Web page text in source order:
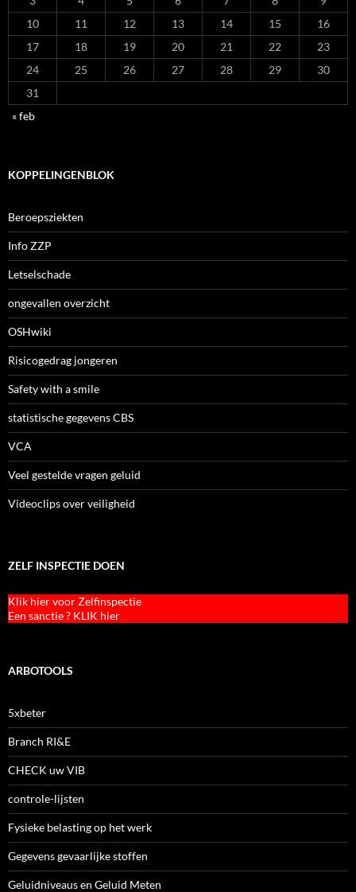
10
11 12 13 14 15
16
17
18 19 20 21 22
23
24
25 26 27 28 29
30
31
« feb
KOPPELINGENBLOK
Beroepsziekten
Info ZZP
Letselschade
ongevallen overzicht
OSHwiki
Risicogedrag jongeren
Safety with a smile
statistische gegevens CBS
VCA
Veel gestelde vragen geluid
Videoclips over veiligheid
ZELF INSPECTIE DOEN
Klik hier voor Zelfinspectie
Een sanctie ? KLIK hier
ARBOTOOLS
5xbeter
Branch RI&E
CHECK uw VIB
controle-lijsten
Fysieke belasting op het werk
Gegevens gevaarlijke stoffen
Geluidniveaus en Geluid Meten